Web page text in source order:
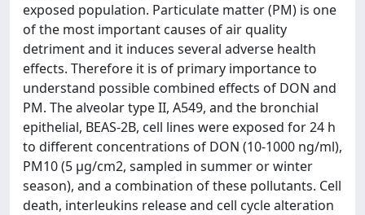
exposed population. Particulate matter (PM) is one
of the most important causes of air quality
detriment and it induces several adverse health
effects. Therefore it is of primary importance to
understand possible combined effects of DON and
PM. The alveolar type II, A549, and the bronchial
epithelial, BEAS-2B, cell lines were exposed for 24 h
to different concentrations of DON (10-1000 ng/ml),
PM10 (5 μg/cm2, sampled in summer or winter
season), and a combination of these pollutants. Cell
death, interleukins release and cell cycle alteration